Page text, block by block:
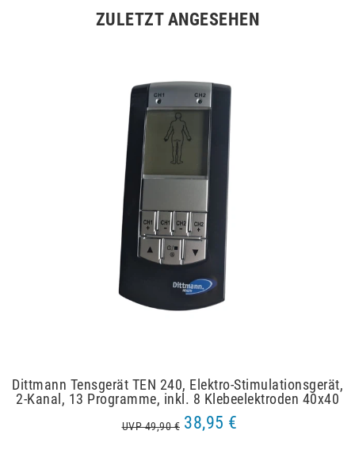
ZULETZT ANGESEHEN
Dittmann Tensgerät TEN 240, Elektro-Stimulationsgerät,
2-Kanal, 13 Programme, inkl. 8 Klebeelektroden 40x40
UVP 49,90 € 38,95 €